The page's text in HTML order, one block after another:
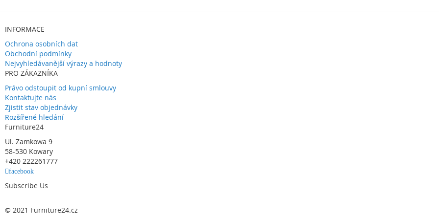
INFORMACE
Ochrona osobních dat
Obchodní podmínky
Nejvyhledávanější výrazy a hodnoty
PRO ZÁKAZNÍKA
Právo odstoupit od kupní smlouvy
Kontaktujte nás
Zjistit stav objednávky
Rozšířené hledání
Furniture24
Ul. Zamkowa 9
58-530 Kowary
+420 222261777
facebook
Subscribe Us
© 2021 Furniture24.cz